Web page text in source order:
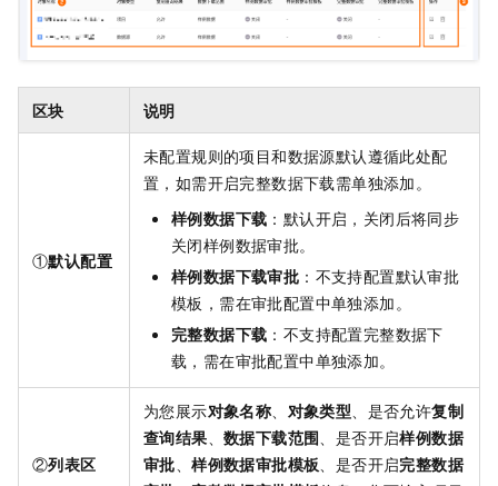
区块 说明
①默认配置
未配置规则的项目和数据源默认遵循此处配
置，如需开启完整数据下载需单独添加。
样例数据下载 ：默认开启，关闭后将同步
关闭样例数据审批。
样例数据下载审批 ：不支持配置默认审批
模板，需在审批配置中单独添加。
完整数据下载 ：不支持配置完整数据下
载，需在审批配置中单独添加。
②列表区
为您展示对象名称 对象类型 、是否允许复制
查询结果 、数据下载范围 、是否开启样例数据
审批 、样例数据审批模板 、是否开启完整数据